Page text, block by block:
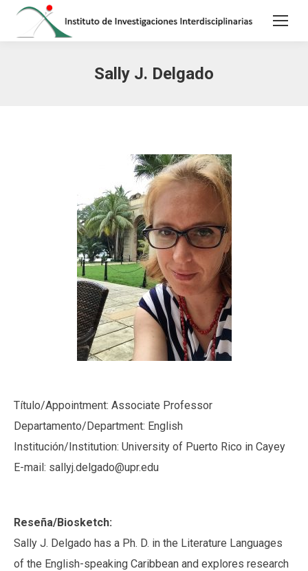
Sally J. Delgado
Título/Appointment: Associate Professor
Departamento/Department: English
Institución/Institution: University of Puerto Rico in Cayey
E-mail: sallyj.delgado@upr.edu
Reseña/Biosketch:
Sally J. Delgado has a Ph. D. in the Literature Languages
of the English-speaking Caribbean and explores research